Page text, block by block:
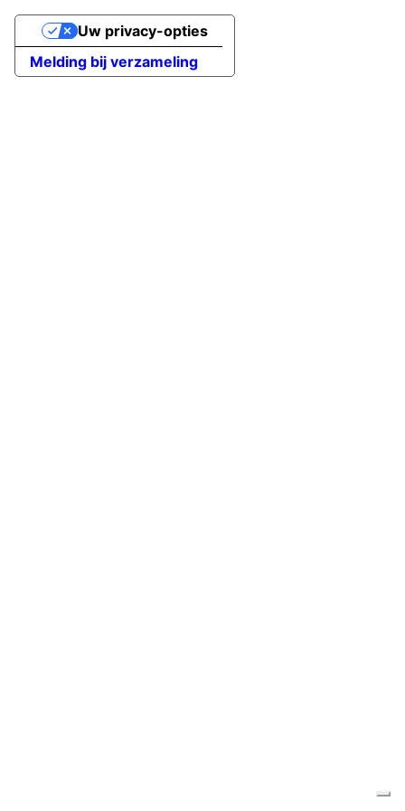
Melding bij verzameling
Uw privacy-opties